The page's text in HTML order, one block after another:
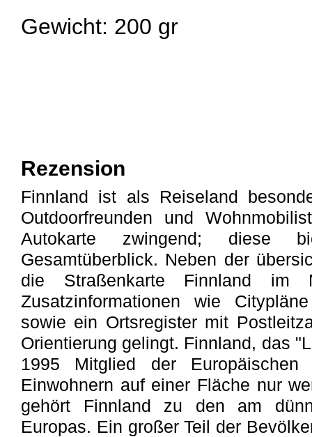
Gewicht: 200 gr
Rezension
Finnland ist als Reiseland
Outdoorfreunden und
Autokarte zwingend; diese
Gesamtüberblick. Neben der
die Straßenkarte Finnland im
Zusatzinformationen wie
sowie ein Ortsregister mit
Orientierung gelingt. Finnland, das
1995 Mitglied der
Einwohnern auf einer Fläche nur
gehört Finnland zu den am
Europas. Ein großer Teil der